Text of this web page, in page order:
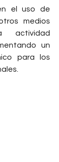
el uso de
medios
actividad
un
para los